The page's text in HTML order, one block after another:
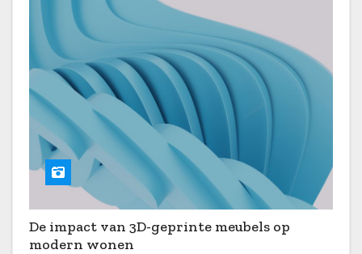
De impact van 3D-geprinte meubels op
modern wonen